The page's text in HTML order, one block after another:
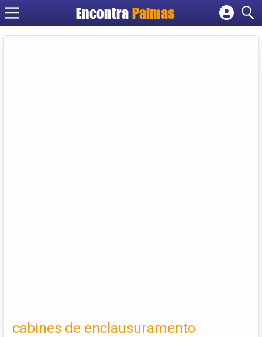
Encontra Palmas
Cadastrar empresa
cabines de enclausuramento